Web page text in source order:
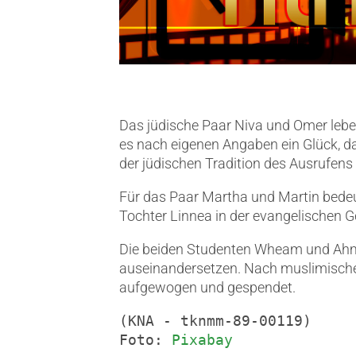
Das jüdische Paar Niva und Omer
es nach eigenen Angaben ein Glück,
der jüdischen Tradition des
Für das Paar Martha und Martin
Tochter Linnea in der evangelischen
Die beiden Studenten Wheam und
auseinandersetzen. Nach
aufgewogen und gespendet.
(KNA - tknmm-89-00119)
Foto: Pixabay